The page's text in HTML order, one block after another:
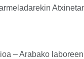
– Arabako